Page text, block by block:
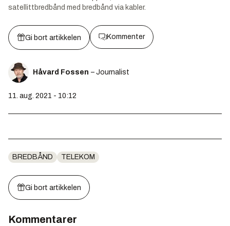
satellittbredbånd med bredbånd via kabler.
Gi bort artikkelen Kommenter
Håvard Fossen – Journalist
11. aug. 2021 - 10:12
BREDBÅND TELEKOM
Gi bort artikkelen
Kommentarer